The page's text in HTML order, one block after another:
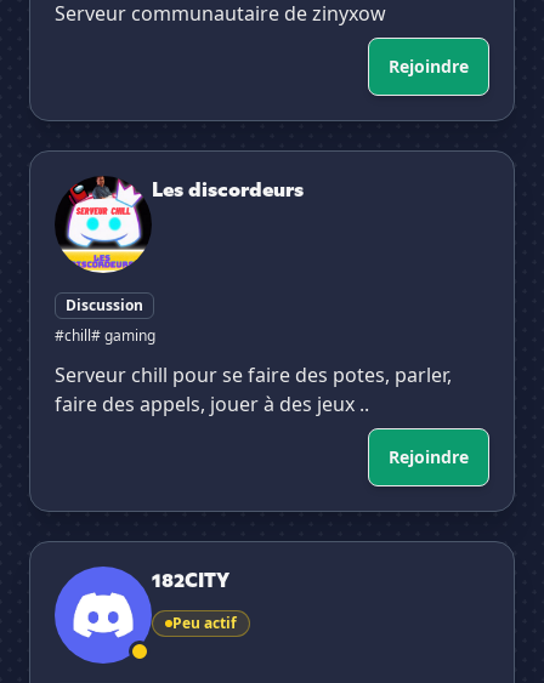
Serveur communautaire de zinyxow
Rejoindre
Les discordeurs
Les discordeurs
Discussion
#chill# gaming
Serveur chill pour se faire des potes, parler,
faire des appels, jouer à des jeux ..
Rejoindre
182CITY
182CITY
Peu actif